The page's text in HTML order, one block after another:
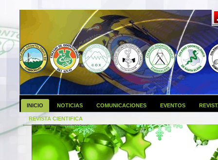
INICIO NOTICIAS COMUNICACIONES EVENTOS
REVISTA CIENTIFICA